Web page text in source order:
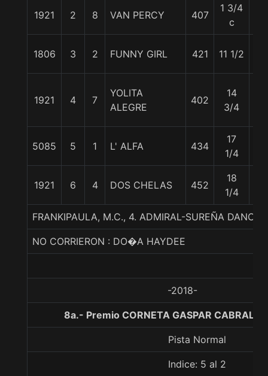
1921 2 8 VAN PERCY 407
1 3/4
c
1806 3 2 FUNNY GIRL 421 11 1/2
1921 4 7
YOLITA
ALEGRE
402
14
3/4
5085 5 1 L' ALFA 434
17
1/4
1921 6 4 DOS CHELAS 452
18
1/4
FRANKIPAULA, M.C., 4. ADMIRAL-SUREÑA
NO CORRIERON : DO�A HAYDEE
-2018-
8a.- Premio CORNETA GASPAR
Pista Normal
Indice: 5 al 2